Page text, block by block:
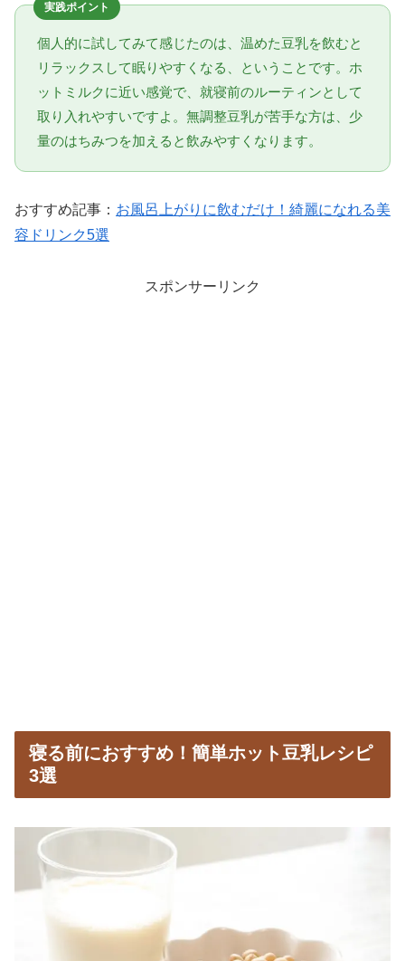
実践ポイント
個人的に試してみて感じたのは、温めた豆乳を飲むと
リラックスして眠りやすくなる、ということです。ホ
ットミルクに近い感覚で、就寝前のルーティンとして
取り入れやすいですよ。無調整豆乳が苦手な方は、少
量のはちみつを加えると飲みやすくなります。
おすすめ記事： お風呂上がりに飲むだけ！綺麗になれる美
容ドリンク5選
スポンサーリンク
寝る前におすすめ！簡単ホット豆乳レシピ
3選